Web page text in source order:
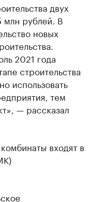
двух
млн рублей. В
новых
2021 года
строительства
использовать
тем
— рассказал
входят в